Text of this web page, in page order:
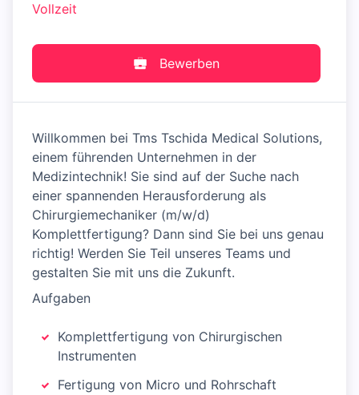
Vollzeit
Bewerben
Willkommen bei Tms Tschida Medical Solutions,
einem führenden Unternehmen in der
Medizintechnik! Sie sind auf der Suche nach
einer spannenden Herausforderung als
Chirurgiemechaniker (m/w/d)
Komplettfertigung? Dann sind Sie bei uns genau
richtig! Werden Sie Teil unseres Teams und
gestalten Sie mit uns die Zukunft.
Aufgaben
Komplettfertigung von Chirurgischen
Instrumenten
Fertigung von Micro und Rohrschaft